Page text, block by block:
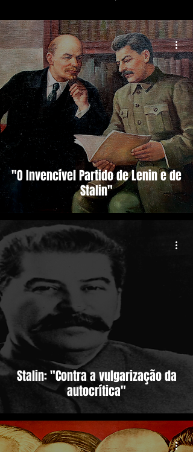
"O Invencível Partido de Lenin e de
Stalin"
Stalin: "Contra a vulgarização da
autocrítica"